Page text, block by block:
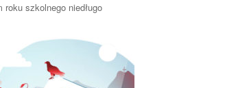
szkolnego niedługo